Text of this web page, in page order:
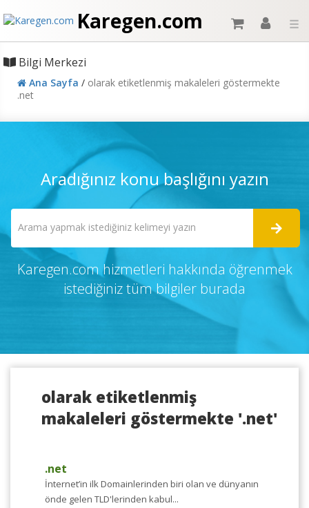
Karegen.com ☰
Bilgi Merkezi
Ana Sayfa / olarak etiketlenmiş makaleleri göstermekte
.net
Aradığınız konu başlığını yazın
Karegen.com hizmetleri hakkında öğrenmek
istediğiniz tüm bilgiler burada
olarak etiketlenmiş
makaleleri göstermekte '.net'
.net
İnternet’in ilk Domainlerinden biri olan ve dünyanın
önde gelen TLD'lerinden kabul...